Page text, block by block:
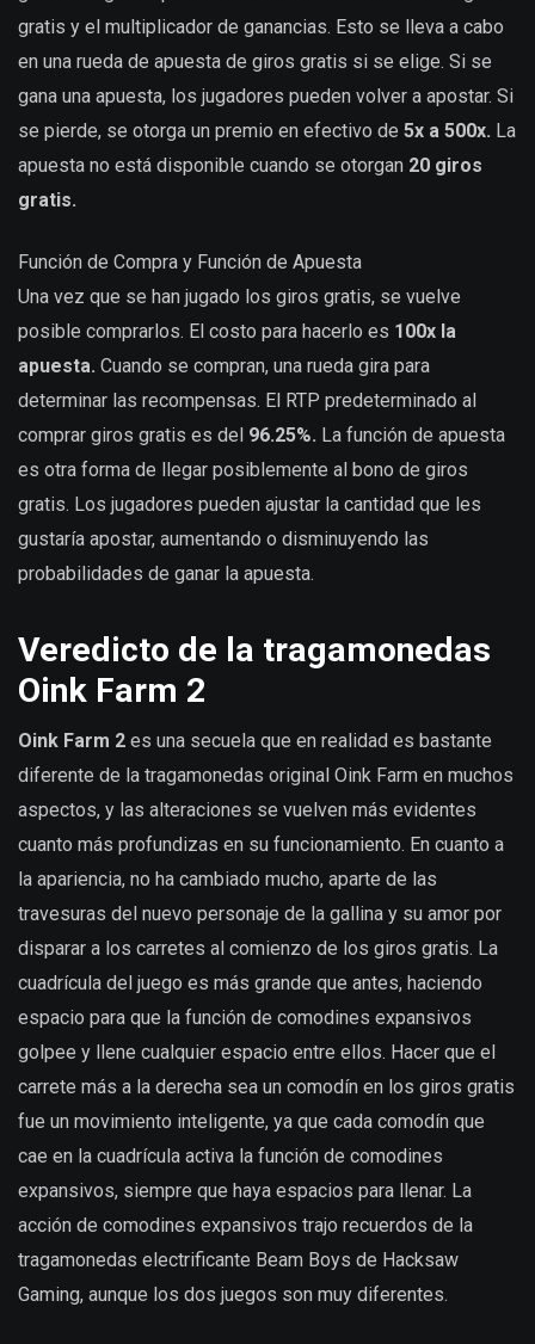
gratis y el multiplicador de ganancias. Esto se lleva a cabo
en una rueda de apuesta de giros gratis si se elige. Si se
gana una apuesta, los jugadores pueden volver a apostar. Si
se pierde, se otorga un premio en efectivo de 5x a 500x. La
apuesta no está disponible cuando se otorgan 20 giros
gratis.
Función de Compra y Función de Apuesta
Una vez que se han jugado los giros gratis, se vuelve
posible comprarlos. El costo para hacerlo es 100x la
apuesta. Cuando se compran, una rueda gira para
determinar las recompensas. El RTP predeterminado al
comprar giros gratis es del 96.25%. La función de apuesta
es otra forma de llegar posiblemente al bono de giros
gratis. Los jugadores pueden ajustar la cantidad que les
gustaría apostar, aumentando o disminuyendo las
probabilidades de ganar la apuesta.
Veredicto de la tragamonedas
Oink Farm 2
Oink Farm 2 es una secuela que en realidad es bastante
diferente de la tragamonedas original Oink Farm en muchos
aspectos, y las alteraciones se vuelven más evidentes
cuanto más profundizas en su funcionamiento. En cuanto a
la apariencia, no ha cambiado mucho, aparte de las
travesuras del nuevo personaje de la gallina y su amor por
disparar a los carretes al comienzo de los giros gratis. La
cuadrícula del juego es más grande que antes, haciendo
espacio para que la función de comodines expansivos
golpee y llene cualquier espacio entre ellos. Hacer que el
carrete más a la derecha sea un comodín en los giros gratis
fue un movimiento inteligente, ya que cada comodín que
cae en la cuadrícula activa la función de comodines
expansivos, siempre que haya espacios para llenar. La
acción de comodines expansivos trajo recuerdos de la
tragamonedas electrificante Beam Boys de Hacksaw
Gaming, aunque los dos juegos son muy diferentes.